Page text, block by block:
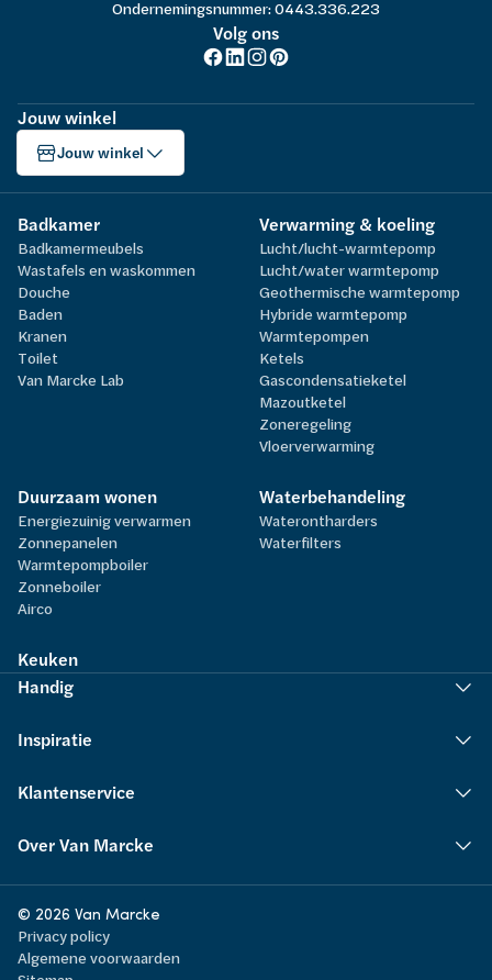
Ondernemingsnummer: 0443.336.223
Volg ons
Jouw winkel
Jouw winkel
Badkamer
Badkamermeubels
Wastafels en waskommen
Douche
Baden
Kranen
Toilet
Van Marcke Lab
Verwarming & koeling
Lucht/lucht-warmtepomp
Lucht/water warmtepomp
Geothermische warmtepomp
Hybride warmtepomp
Warmtepompen
Ketels
Gascondensatieketel
Mazoutketel
Zoneregeling
Vloerverwarming
Duurzaam wonen
Energiezuinig verwarmen
Zonnepanelen
Warmtepompboiler
Zonneboiler
Airco
Waterbehandeling
Waterontharders
Waterfilters
Keuken
Handig
Inspiratie
Klantenservice
Over Van Marcke
© 2026 Van Marcke
Privacy policy
Algemene voorwaarden